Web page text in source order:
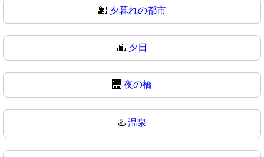
🌆 夕暮れの都市
🌇 夕日
🌉 夜の橋
♨️ 温泉